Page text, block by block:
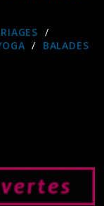
/
/ BALADES